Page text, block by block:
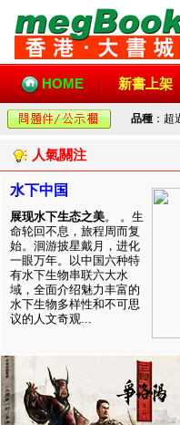
HOME 新書上架
品種 ：
人氣關注
水下中国
展现水下生态之美。 。生
命轮回不息，旅程周而复
始。洄游披星戴月，进化
一眼万年。以中国六种特
有水下生物串联六大水
域，全面介绍魅力丰富的
水下生物多样性和不可思
议的人文奇观...